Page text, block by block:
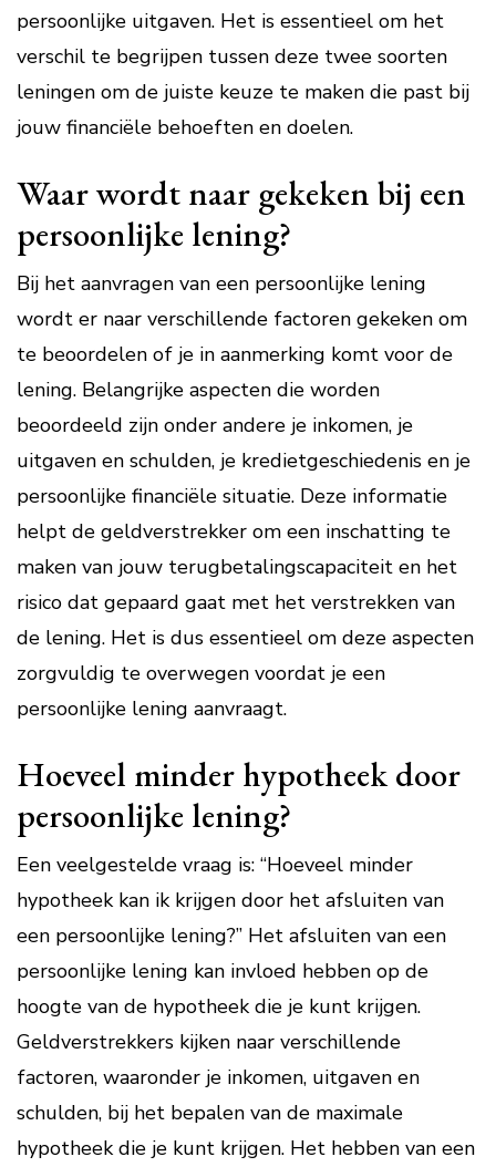
persoonlijke uitgaven. Het is essentieel om het
verschil te begrijpen tussen deze twee soorten
leningen om de juiste keuze te maken die past bij
jouw financiële behoeften en doelen.
Waar wordt naar gekeken bij een
persoonlijke lening?
Bij het aanvragen van een persoonlijke lening
wordt er naar verschillende factoren gekeken om
te beoordelen of je in aanmerking komt voor de
lening. Belangrijke aspecten die worden
beoordeeld zijn onder andere je inkomen, je
uitgaven en schulden, je kredietgeschiedenis en je
persoonlijke financiële situatie. Deze informatie
helpt de geldverstrekker om een inschatting te
maken van jouw terugbetalingscapaciteit en het
risico dat gepaard gaat met het verstrekken van
de lening. Het is dus essentieel om deze aspecten
zorgvuldig te overwegen voordat je een
persoonlijke lening aanvraagt.
Hoeveel minder hypotheek door
persoonlijke lening?
Een veelgestelde vraag is: “Hoeveel minder
hypotheek kan ik krijgen door het afsluiten van
een persoonlijke lening?” Het afsluiten van een
persoonlijke lening kan invloed hebben op de
hoogte van de hypotheek die je kunt krijgen.
Geldverstrekkers kijken naar verschillende
factoren, waaronder je inkomen, uitgaven en
schulden, bij het bepalen van de maximale
hypotheek die je kunt krijgen. Het hebben van een